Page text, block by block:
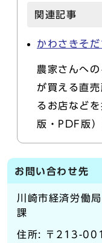
関連記事
かわさきそ
農家さんへ
が買える直
るお店など
版・PDF版
お問い合わせ先
川崎市経済労働
課
住所: 〒213-